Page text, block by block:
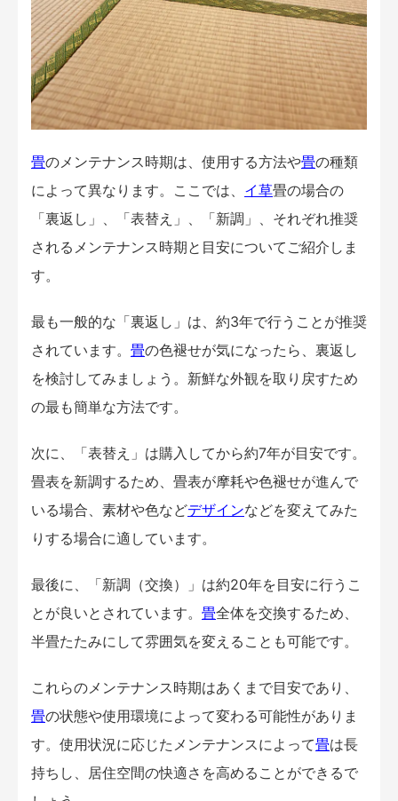
畳のメンテナンス時期は、使用する方法や畳の種類
によって異なります。ここでは、 イ草畳の場合の
「裏返し」、「表替え」、「新調」、それぞれ推奨
されるメンテナンス時期と目安についてご紹介しま
す。
最も一般的な「裏返し」は、約3年で行うことが推奨
されています。 畳の色褪せが気になったら、裏返し
を検討してみましょう。新鮮な外観を取り戻すため
の最も簡単な方法です。
次に、「表替え」は購入してから約7年が目安です。
畳表を新調するため、畳表が摩耗や色褪せが進んで
いる場合、素材や色などデザインなどを変えてみた
りする場合に適しています。
最後に、「新調（交換）」は約20年を目安に行うこ
とが良いとされています。 畳全体を交換するため、
半畳たたみにして雰囲気を変えることも可能です。
これらのメンテナンス時期はあくまで目安であり、
畳の状態や使用環境によって変わる可能性がありま
す。使用状況に応じたメンテナンスによって畳は長
持ちし、居住空間の快適さを高めることができるで